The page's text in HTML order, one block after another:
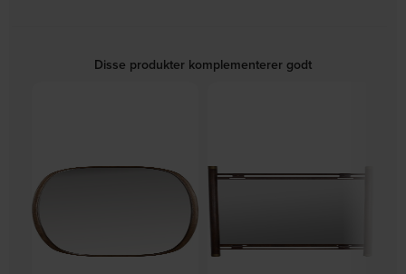
Disse produkter komplementerer godt